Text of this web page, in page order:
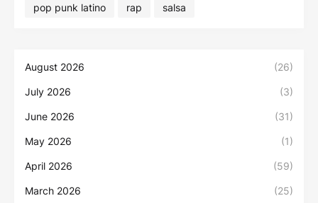
pop punk latino
rap salsa
August 2026 (26)
July 2026 (3)
June 2026 (31)
May 2026 (1)
April 2026 (59)
March 2026 (25)